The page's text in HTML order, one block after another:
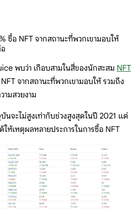
ซื้อ NFT จากสถานะที่พวกเขามอบให้
พบว่า เกือบสามในสี่ของนักสะสม NFT
จากสถานะที่พวกเขามอบให้ รวมถึง
มสวยงาม
นจะไม่สูงเท่ากับช่วงสูงสุดในปี 2021 แต่
ห้เหตุผลหลายประการในการซื้อ NFT